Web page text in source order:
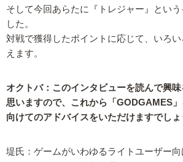
そして今回あらたに『トレジャー』とい
した。
対戦で獲得したポイントに応じて、いろ
えます。
オクトバ：このインタビューを読んで興
思いますので、これから「GODGAMES
向けてのアドバイスをいただけますでしょ
堤氏：ゲームがいわゆるライトユーザー